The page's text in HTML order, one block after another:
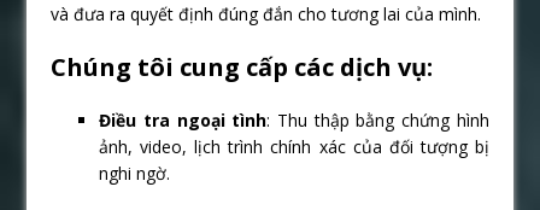
và đưa ra quyết định đúng đắn cho tương lai của mình.
Chúng tôi cung cấp các dịch vụ:
Điều tra ngoại tình: Thu thập bằng chứng hình
ảnh, video, lịch trình chính xác của đối tượng bị
nghi ngờ.